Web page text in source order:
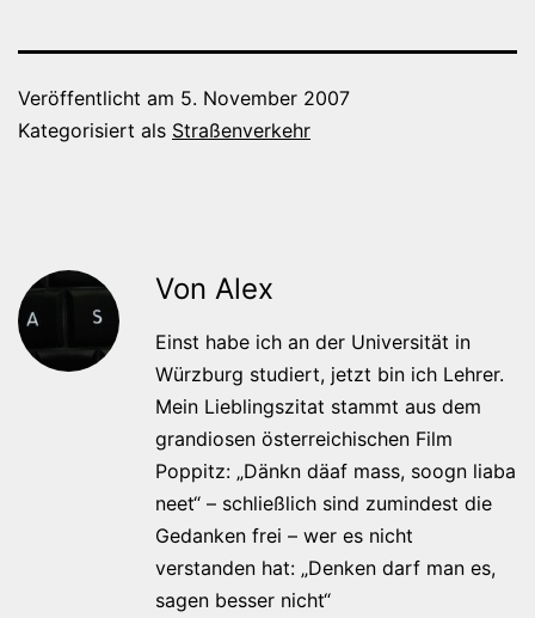
Veröffentlicht am 5. November 2007
Kategorisiert als Straßenverkehr
Von Alex
Einst habe ich an der Universität in
Würzburg studiert, jetzt bin ich Lehrer.
Mein Lieblingszitat stammt aus dem
grandiosen österreichischen Film
Poppitz: „Dänkn däaf mass, soogn liaba
neet“ – schließlich sind zumindest die
Gedanken frei – wer es nicht
verstanden hat: „Denken darf man es,
sagen besser nicht“